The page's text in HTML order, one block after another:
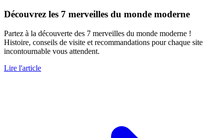
Découvrez les 7 merveilles du monde moderne
Partez à la découverte des 7 merveilles du monde moderne !
Histoire, conseils de visite et recommandations pour chaque site
incontournable vous attendent.
Lire l'article